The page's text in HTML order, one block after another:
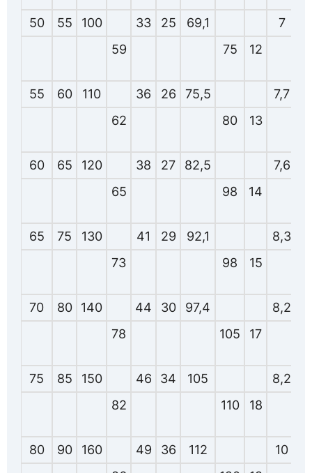
50 55 100 33 25 69,1 7
59
75 12
55 60 110 36 26 75,5 7,7
62
80 13
60 65 120 38 27 82,5 7,6
65
98 14
65 75 130 41 29 92,1 8,3
73
98 15
70 80 140 44 30 97,4 8,2
78
105 17
75 85 150 46 34 105 8,2
82
110 18
80 90 160 49 36 112 10